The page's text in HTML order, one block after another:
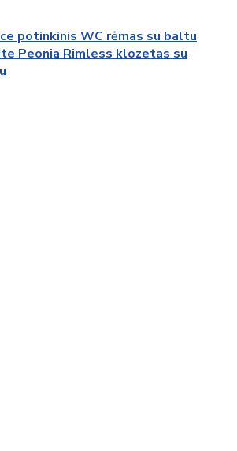
potinkinis WC rėmas su baltu
Peonia Rimless klozetas su